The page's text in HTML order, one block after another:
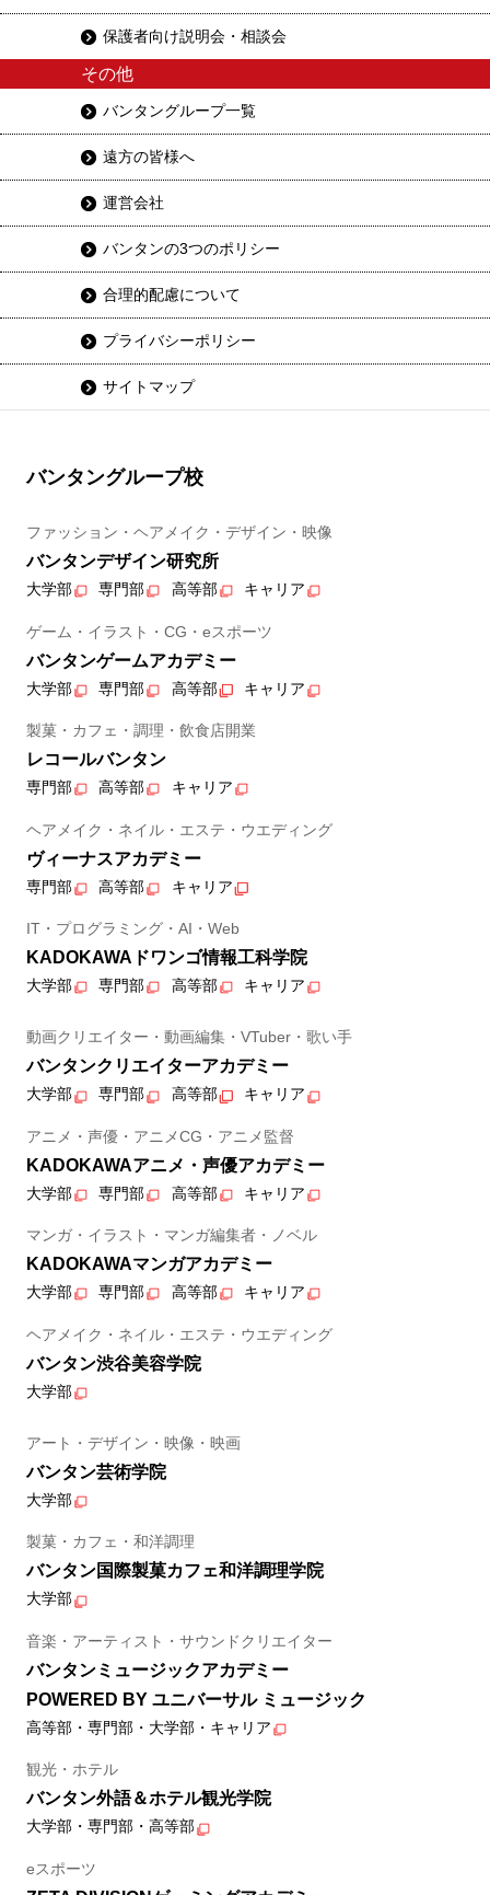
保護者向け説明会・相談会
その他
バンタングループ一覧
遠方の皆様へ
運営会社
バンタンの3つのポリシー
合理的配慮について
プライバシーポリシー
サイトマップ
バンタングループ校
ファッション・ヘアメイク・デザイン・映像
バンタンデザイン研究所
大学部 専門部 高等部 キャリア
ゲーム・イラスト・CG・eスポーツ
バンタンゲームアカデミー
大学部 専門部 高等部 キャリア
製菓・カフェ・調理・飲食店開業
レコールバンタン
専門部 高等部 キャリア
ヘアメイク・ネイル・エステ・ウエディング
ヴィーナスアカデミー
専門部 高等部 キャリア
IT・プログラミング・AI・Web
KADOKAWAドワンゴ情報工科学院
大学部 専門部 高等部 キャリア
動画クリエイター・動画編集・VTuber・歌い手
バンタンクリエイターアカデミー
大学部 専門部 高等部 キャリア
アニメ・声優・アニメCG・アニメ監督
KADOKAWAアニメ・声優アカデミー
大学部 専門部 高等部 キャリア
マンガ・イラスト・マンガ編集者・ノベル
KADOKAWAマンガアカデミー
大学部 専門部 高等部 キャリア
ヘアメイク・ネイル・エステ・ウエディング
バンタン渋谷美容学院
大学部
アート・デザイン・映像・映画
バンタン芸術学院
大学部
製菓・カフェ・和洋調理
バンタン国際製菓カフェ和洋調理学院
大学部
音楽・アーティスト・サウンドクリエイター
バンタンミュージックアカデミー
POWERED BY ユニバーサル ミュージック
高等部・専門部・大学部・キャリア
観光・ホテル
バンタン外語＆ホテル観光学院
大学部・専門部・高等部
eスポーツ